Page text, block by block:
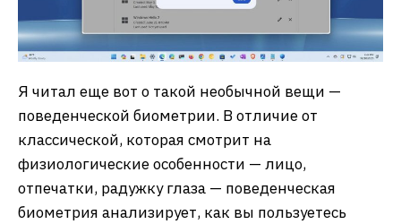
Я читал еще вот о такой необычной вещи —
поведенческой биометрии. В отличие от
классической, которая смотрит на
физиологические особенности — лицо,
отпечатки, радужку глаза — поведенческая
биометрия анализирует, как вы пользуетесь